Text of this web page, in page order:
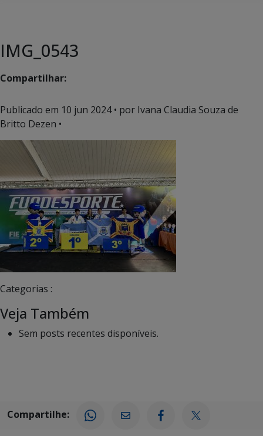
IMG_0543
Compartilhar:
Publicado em 10 jun 2024• por Ivana Claudia Souza de
Britto Dezen •
Categorias :
Veja Também
Sem posts recentes disponíveis.
Compartilhe: